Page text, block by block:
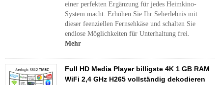
einer perfekten Ergänzung für jedes Heimkino-
System macht. Erhöhen Sie Ihr Seherlebnis mit
dieser feenziellen Fernsehkäse und schalten Sie
endlose Möglichkeiten für Unterhaltung frei.
Mehr
Full HD Media Player billigste 4K 1 GB RAM
WiFi 2,4 GHz H265 vollständig dekodieren